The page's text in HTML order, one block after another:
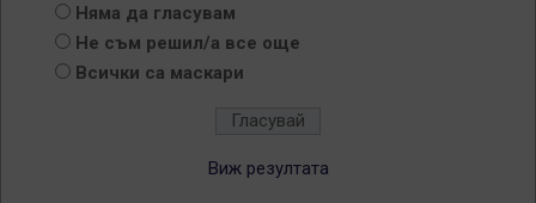
Няма да гласувам
Не съм решил/а все още
Всички са маскари
Виж резултата